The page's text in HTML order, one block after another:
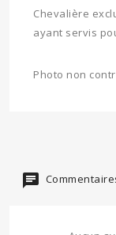
Chevalière
ayant servis
Photo non